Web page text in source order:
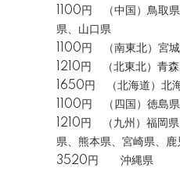
1100円 （中国）鳥取
県、山口県
1100円 （南東北）宮
1210円 （北東北）青
1650円 （北海道）北
1100円 （四国）徳島
1210円 （九州）福岡
県、熊本県、宮崎県、鹿
3520円 沖縄県